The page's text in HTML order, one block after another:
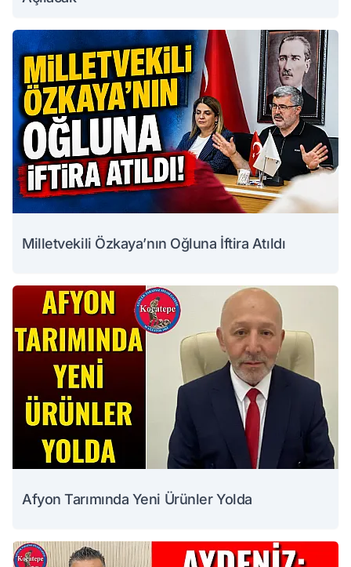
Milletvekili Özkaya’nın Oğluna İftira Atıldı
Afyon Tarımında Yeni Ürünler Yolda